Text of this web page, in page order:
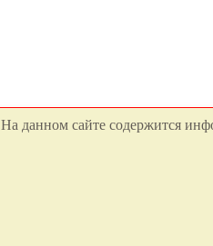
На данном сайте содержится